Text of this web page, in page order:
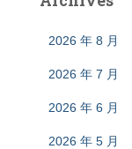
2026 年 8 月
2026 年 7 月
2026 年 6 月
2026 年 5 月